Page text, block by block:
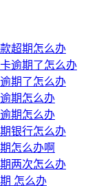
超期怎么办
逾期了怎么办
期了怎么办
期怎么办
期怎么办
银行怎么办
怎么办啊
两次怎么办
怎么办